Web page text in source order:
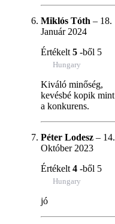
Miklós Tóth – 18.
Január 2024
Értékelt 5 -ből 5
Hungary
Kiváló minőség,
kevésbé kopik mint
a konkurens.
Péter Lodesz – 14.
Október 2023
Értékelt 4 -ből 5
Hungary
jó